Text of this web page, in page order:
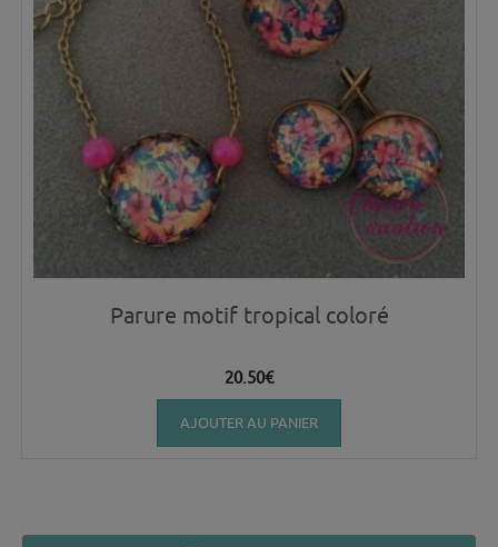
Parure motif tropical coloré
20.50€
AJOUTER AU PANIER